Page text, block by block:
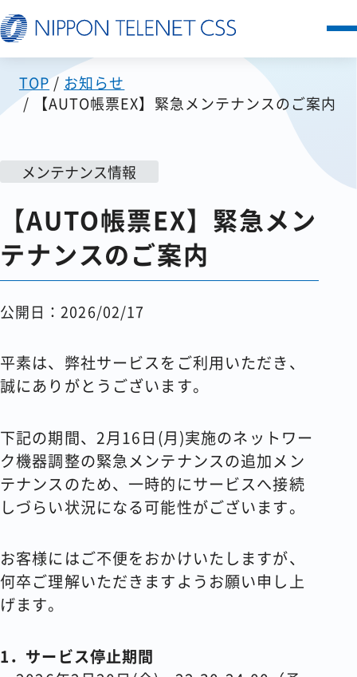
サービス一覧
お客様の声
セミナー
FAQ
コラム
会社情報
資料請求 お問い合わせ
TOP
お知らせ
【AUTO帳票EX】緊急メンテナンスのご案内
メンテナンス情報
【AUTO帳票EX】緊急メン
テナンスのご案内
公開日：2026/02/17
平素は、弊社サービスをご利用いただき、
誠にありがとうございます。
下記の期間、2月16日(月)実施のネットワー
ク機器調整の緊急メンテナンスの追加メン
テナンスのため、一時的にサービスへ接続
しづらい状況になる可能性がございます。
お客様にはご不便をおかけいたしますが、
何卒ご理解いただきますようお願い申し上
げます。
1．サービス停止期間